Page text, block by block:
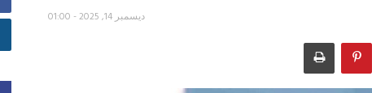
ديسمبر 14, 2025 - 01:00